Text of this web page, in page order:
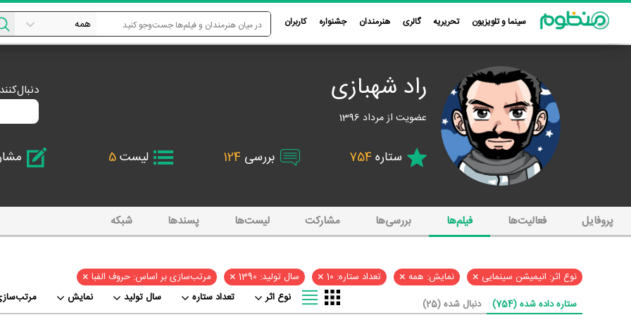
سینما و تلویزیون تحریریه گالری هنرمندان جشنواره کاربران
راد شهبازی
عضویت از مرداد 1396
ستاره 754 بررسی 124 لیست5
پروفایل فعالیت‌ها فیلم‌ها بررسی‌ها مشارکت لیست‌ها پسند‌ها شبکه
نوع اثر: انیمیشن سینمایی × نمایش: همه × تعداد ستاره: 10 × سال تولید: 1390 × مرتب‌سازی بر اساس: حروف الفبا ×
ستاره داده شده (754) دنبال شده (25) نمایش سال تولید تعداد ستاره نوع اثر